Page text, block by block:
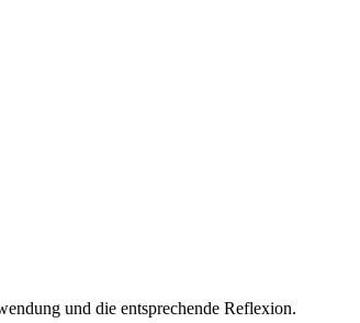
und die entsprechende Reflexion.